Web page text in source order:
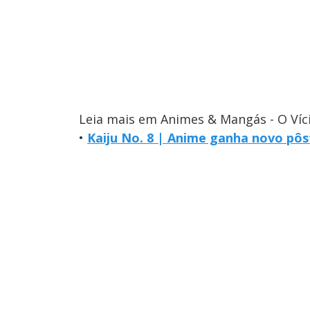
Leia mais em Animes & Mangás - O
• Kaiju No. 8 | Anime ganha novo